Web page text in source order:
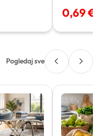
0,69 €
Pogledaj sve